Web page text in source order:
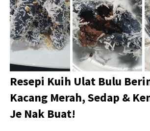
Resepi Kuih Ulat Bulu
Kacang Merah, Sedap &
Je Nak Buat!